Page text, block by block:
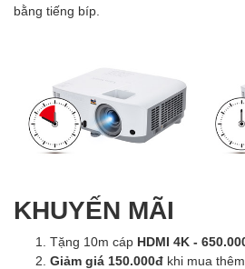
bằng tiếng bíp.
KHUYẾN MÃI
Tặng 10m cáp HDMI 4K -
Giảm giá 150.000đ khi mua thêm